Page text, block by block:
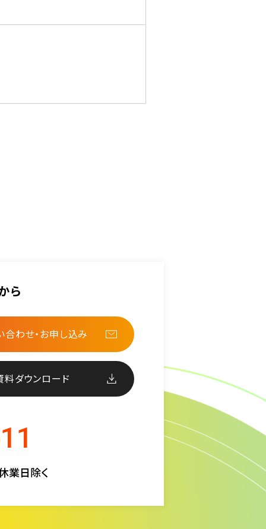
ら
合わせ・お申し込み
料ダウンロード
業日除く